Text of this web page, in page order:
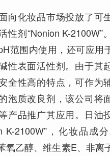
化妆品市场投放了可
性剂“Nonion K-2100W”
范围内使用，还可应用
性表面活性剂。由于其
全性高的特点，可作为
泡质改良剂，该公司将
产品推广其应用。日油
K-2100W”，化妆品成
氧乙醇、维生素E、非离